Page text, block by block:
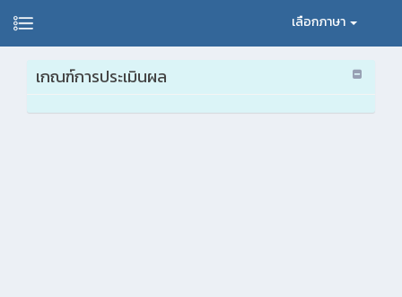
เลือกภาษา
เกณฑ์การประเมินผล